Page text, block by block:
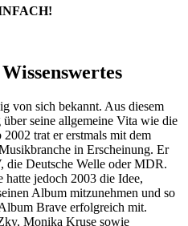
Wissenswertes
von sich bekannt. Aus diesem
seine allgemeine Vita wie die
trat er erstmals mit dem
in Erscheinung. Er
die Deutsche Welle oder MDR.
hatte jedoch 2003 die Idee,
Album mitzunehmen und so
Brave erfolgreich mit.
Monika Kruse sowie